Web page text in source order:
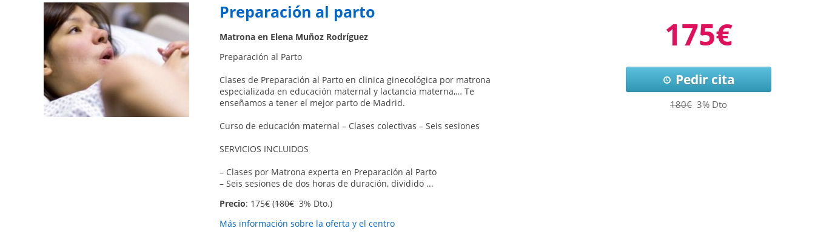
Preparación al parto
Matrona en Elena Muñoz Rodríguez
Preparación al Parto
Clases de Preparación al Parto en clinica ginecológica por matrona
especializada en educación maternal y lactancia materna,… Te
enseñamos a tener el mejor parto de Madrid.
Curso de educación maternal – Clases colectivas – Seis sesiones
SERVICIOS INCLUIDOS
– Clases por Matrona experta en Preparación al Parto
– Seis sesiones de dos horas de duración, dividido ...
Precio: 175€ (180€ 3% Dto.)
Más información sobre la oferta y el centro
175€
Pedir cita
180€ 3% Dto